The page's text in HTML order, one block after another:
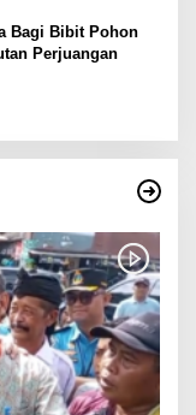
Bagi Bibit Pohon
Perjuangan